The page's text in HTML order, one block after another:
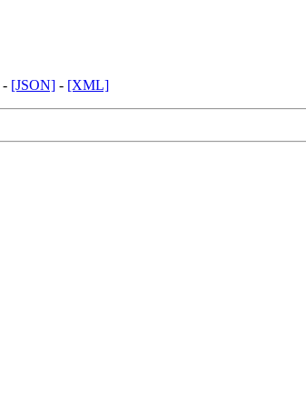
- [JSON] - [XML]